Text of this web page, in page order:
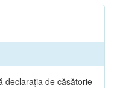
declarația de căsătorie